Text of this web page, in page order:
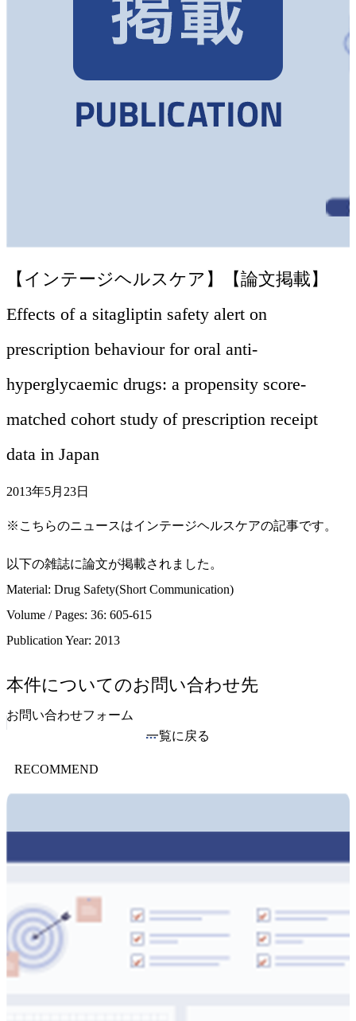
【インテージヘルスケア】【論文掲載】
Effects of a sitagliptin safety alert on
prescription behaviour for oral anti-
hyperglycaemic drugs: a propensity score-
matched cohort study of prescription receipt
data in Japan
2013年5月23日
※こちらのニュースはインテージヘルスケアの記事です。
以下の雑誌に論文が掲載されました。
Material: Drug Safety(Short Communication)
Volume / Pages: 36: 605-615
Publication Year: 2013
本件についてのお問い合わせ先
お問い合わせフォーム
一覧に戻る
RECOMMEND